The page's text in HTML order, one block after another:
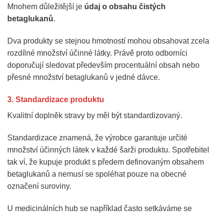
Mnohem důležitější je údaj o obsahu čistých
betaglukanů.
Dva produkty se stejnou hmotností mohou obsahovat zcela
rozdílné množství účinné látky. Právě proto odborníci
doporučují sledovat především procentuální obsah nebo
přesné množství betaglukanů v jedné dávce.
3. Standardizace produktu
Kvalitní doplněk stravy by měl být standardizovaný.
Standardizace znamená, že výrobce garantuje určité
množství účinných látek v každé šarži produktu. Spotřebitel
tak ví, že kupuje produkt s předem definovaným obsahem
betaglukanů a nemusí se spoléhat pouze na obecné
označení suroviny.
U medicinálních hub se například často setkáváme se